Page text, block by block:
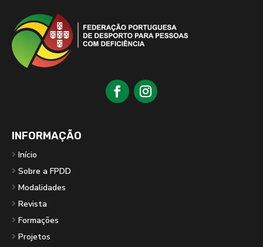
INFORMAÇÃO
Início
Sobre a FPDD
Modalidades
Revista
Formações
Projetos